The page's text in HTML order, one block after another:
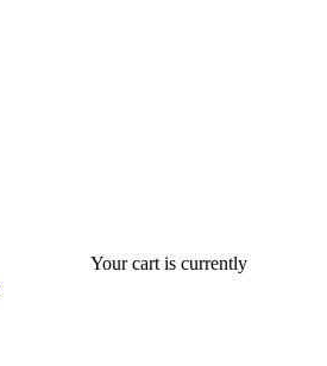
Your cart is currently